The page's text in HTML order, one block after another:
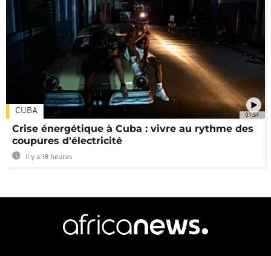
01:54
CUBA
Crise énergétique à Cuba : vivre au rythme des
coupures d'électricité
Il y a 18 heures